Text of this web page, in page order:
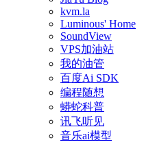
kvm.la
Luminous' Home
SoundView
VPS加油站
我的油管
百度Ai SDK
编程随想
蟒蛇科普
讯飞听见
音乐ai模型